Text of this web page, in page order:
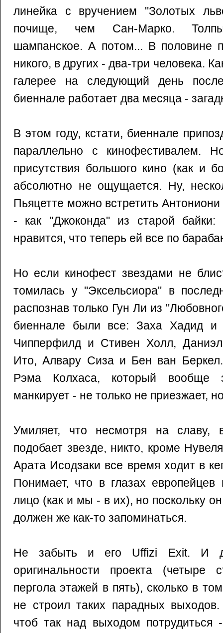
линейка с вручением "Золотых
почище, чем Сан-Марко.
шампанское. А потом... В половине
никого, в других - два-три человека.
галерее на следующий день
биеннале работает два месяца -
В этом году, кстати, биеннале
параллельно с кинофестивалем.
присутствия большого кино (как и
абсолютно не ощущается. Ну,
Пьяцетте можно встретить
- как "Джоконда" из старой байки:
нравится, что теперь ей все по
Но если кинофест звездами не
томилась у "Эксельсиора" в
распознав только Гун Ли из
биеннале были все: Заха Хадид
Чипперфилд и Стивен Холл,
Ито, Алвару Сиза и Бен ван
Рэма Колхаса, который вообще
манкирует - не только не приезжает,
Умиляет, что несмотря на славу,
подобает звезде, никто, кроме
Арата Исодзаки все время ходит в
Понимает, что в глазах
лицо (как и мы - в их), но поскольку
должен же как-то запоминаться.
Не забыть и его Uffizi Exit. И
оригинальности проекта
пергола этажей в пять), сколько в
не строил таких парадных
чтоб так над выходом потрудиться